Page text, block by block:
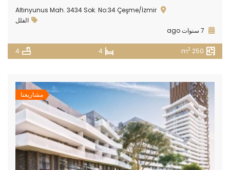
Altınyunus Mah. 3434 Sok. No:34 Çeşme/İzmir
الفلل
250 m
2
4
4
مشاريعنا